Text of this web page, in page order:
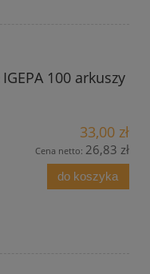
100 arkuszy
33,00 zł
Cena netto: 26,83 zł
do koszyka